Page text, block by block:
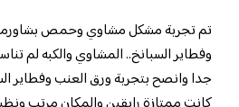
تم تجربة مشكل مشاوي وحمص
وفطاير السبانخ.. المشاوي والكبه لم
جدا وانصح بتجربة ورق العنب وفطاير